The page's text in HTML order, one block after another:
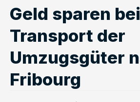
Geld sparen
Transport der
Umzugsgüter
Fribourg